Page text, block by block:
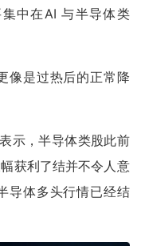
中在AI 与半导体类
像是过热后的正常降
示，半导体类股此前
获利了结并不令人意
导体多头行情已经结